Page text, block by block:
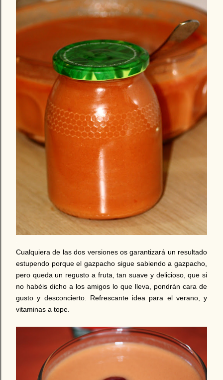
Cualquiera de las dos versiones os garantizará un resultado
estupendo porque el gazpacho sigue sabiendo a gazpacho,
pero queda un regusto a fruta, tan suave y delicioso, que si
no habéis dicho a los amigos lo que lleva, pondrán cara de
gusto y desconcierto. Refrescante idea para el verano, y
vitaminas a tope.